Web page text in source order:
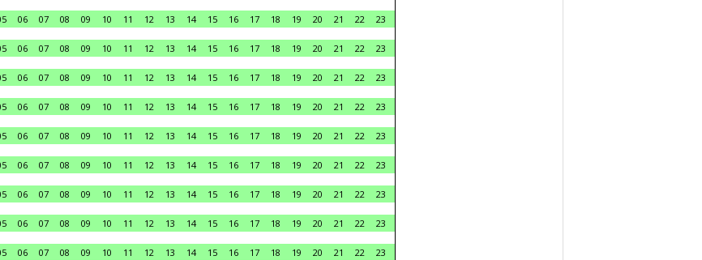
06 07 08 09 10 11 12 13 14 15 16 17 18 19 20 21 22
23
06 07 08 09 10 11 12 13 14 15 16 17 18 19 20 21 22
23
06 07 08 09 10 11 12 13 14 15 16 17 18 19 20 21 22
23
06 07 08 09 10 11 12 13 14 15 16 17 18 19 20 21 22
23
06 07 08 09 10 11 12 13 14 15 16 17 18 19 20 21 22
23
06 07 08 09 10 11 12 13 14 15 16 17 18 19 20 21 22
23
06 07 08 09 10 11 12 13 14 15 16 17 18 19 20 21 22
23
06 07 08 09 10 11 12 13 14 15 16 17 18 19 20 21 22
23
06 07 08 09 10 11 12 13 14 15 16 17 18 19 20 21 22
23